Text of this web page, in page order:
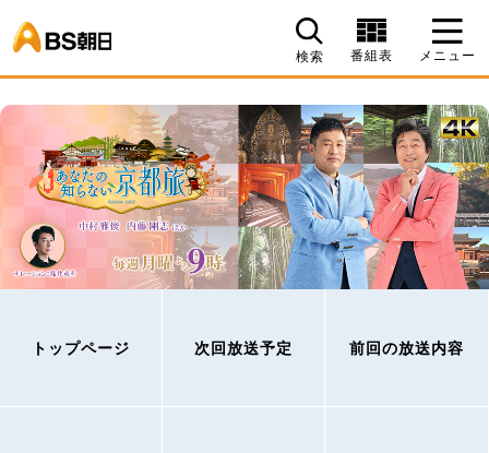
検索 番組表 メニュー
トップページ 次回放送予定 前回の放送内容